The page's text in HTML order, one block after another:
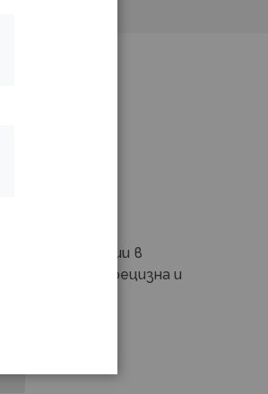
и иновации в
работа прецизна и